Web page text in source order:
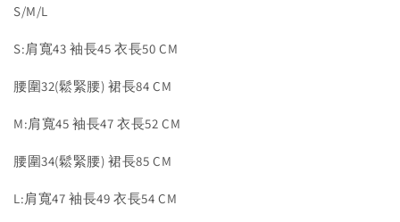
S/M/L
S:肩寬43 袖長45 衣長50 CM
腰圍32(鬆緊腰) 裙長84 CM
M:肩寬45 袖長47 衣長52 CM
腰圍34(鬆緊腰) 裙長85 CM
L:肩寬47 袖長49 衣長54 CM